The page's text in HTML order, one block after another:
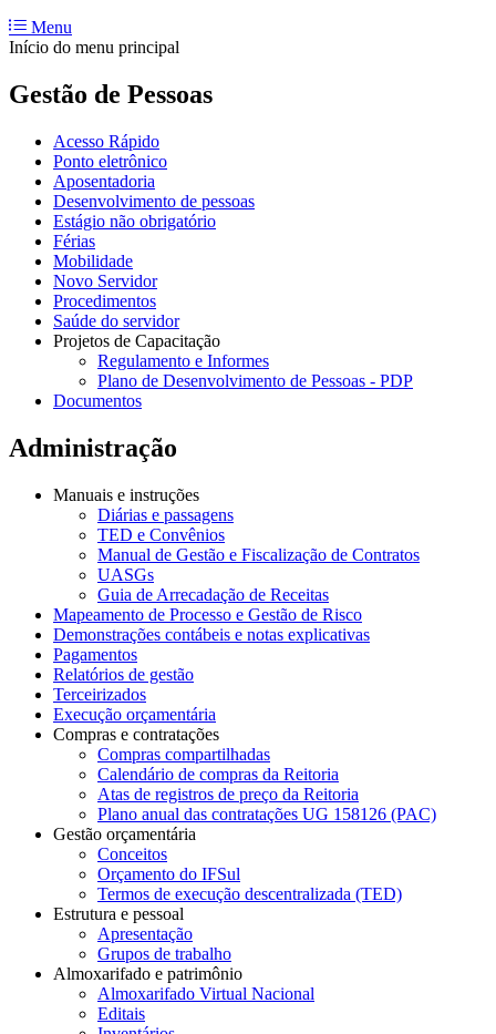
Menu
Início do menu principal
Gestão de Pessoas
Acesso Rápido
Ponto eletrônico
Aposentadoria
Desenvolvimento de pessoas
Estágio não obrigatório
Férias
Mobilidade
Novo Servidor
Procedimentos
Saúde do servidor
Projetos de Capacitação
Regulamento e Informes
Plano de Desenvolvimento de Pessoas - PDP
Documentos
Administração
Manuais e instruções
Diárias e passagens
TED e Convênios
Manual de Gestão e Fiscalização de Contratos
UASGs
Guia de Arrecadação de Receitas
Mapeamento de Processo e Gestão de Risco
Demonstrações contábeis e notas explicativas
Pagamentos
Relatórios de gestão
Terceirizados
Execução orçamentária
Compras e contratações
Compras compartilhadas
Calendário de compras da Reitoria
Atas de registros de preço da Reitoria
Plano anual das contratações UG 158126 (PAC)
Gestão orçamentária
Conceitos
Orçamento do IFSul
Termos de execução descentralizada (TED)
Estrutura e pessoal
Apresentação
Grupos de trabalho
Almoxarifado e patrimônio
Almoxarifado Virtual Nacional
Editais